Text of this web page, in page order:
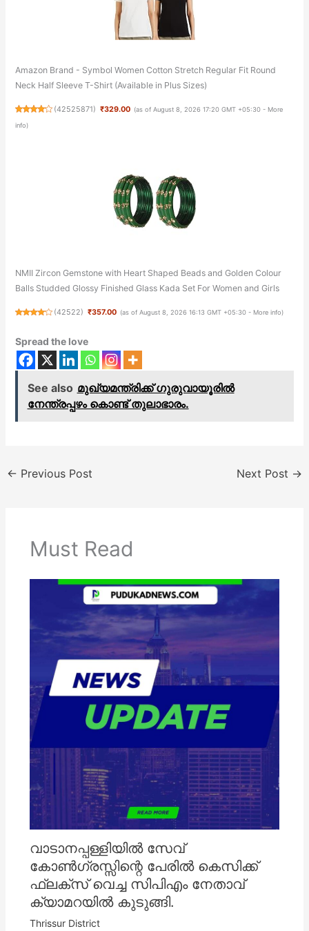
Amazon Brand - Symbol Women Cotton Stretch Regular Fit Round
Neck Half Sleeve T-Shirt (Available in Plus Sizes)
(42525871) ₹329.00 (as of August 8, 2026 17:20 GMT +05:30 - More
info)
NMII Zircon Gemstone with Heart Shaped Beads and Golden Colour
Balls Studded Glossy Finished Glass Kada Set For Women and Girls
(42522) ₹357.00 (as of August 8, 2026 16:13 GMT +05:30 - More info)
Spread the love
See also മുഖ്യമന്ത്രിക്ക് ഗുരുവായൂരിൽ
നേന്ത്രപ്പഴം കൊണ്ട് തുലാഭാരം.
← Previous Post Next Post →
Must Read
വാടാനപ്പള്ളിയിൽ സേവ്
കോൺഗ്രസ്സിന്റെ പേരിൽ കെസിക്ക്
ഫ്ലക്സ് വെച്ച സിപിഎം നേതാവ്
ക്യാമറയിൽ കുടുങ്ങി.
Thrissur District